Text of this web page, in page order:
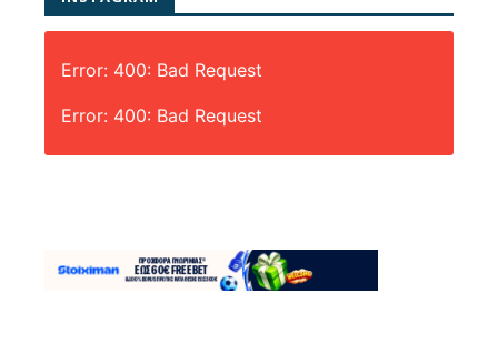
Error: 400: Bad Request
Error: 400: Bad Request